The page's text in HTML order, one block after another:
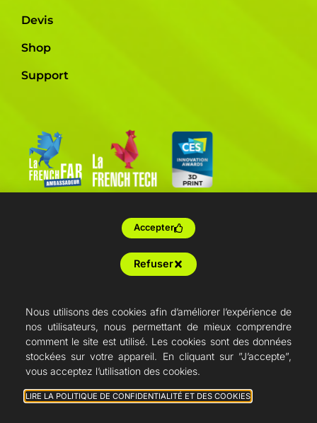
Devis
Shop
Support
Conditions générales de vente Mention légale
Nous utilisons des cookies afin d’améliorer l’expérience de
nos utilisateurs, nous permettant de mieux comprendre
comment le site est utilisé. Les cookies sont des données
stockées sur votre appareil. En cliquant sur ”J’accepte”,
vous acceptez l’utilisation des cookies.
LIRE LA POLITIQUE DE CONFIDENTIALITÉ ET DES COOKIES
Accepter
Refuser